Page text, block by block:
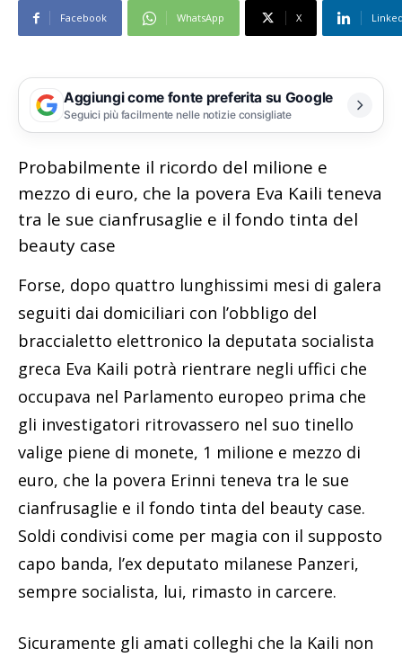
Facebook WhatsApp X
Aggiungi come fonte preferita su Google
Seguici più facilmente nelle notizie consigliate
Probabilmente il ricordo del milione e
mezzo di euro, che la povera Eva Kaili teneva
tra le sue cianfrusaglie e il fondo tinta del
beauty case
Forse, dopo quattro lunghissimi mesi di galera
seguiti dai domiciliari con l’obbligo del
braccialetto elettronico la deputata socialista
greca Eva Kaili potrà rientrare negli uffici che
occupava nel Parlamento europeo prima che
gli investigatori ritrovassero nel suo tinello
valige piene di monete, 1 milione e mezzo di
euro, che la povera Erinni teneva tra le sue
cianfrusaglie e il fondo tinta del beauty case.
Soldi condivisi come per magia con il supposto
capo banda, l’ex deputato milanese Panzeri,
sempre socialista, lui, rimasto in carcere.
Sicuramente gli amati colleghi che la Kaili non